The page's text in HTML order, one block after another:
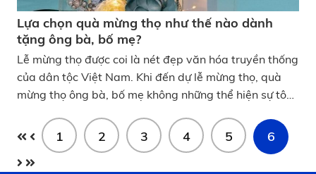
Lựa chọn quà mừng thọ như thế nào dành
tặng ông bà, bố mẹ?
Lễ mừng thọ được coi là nét đẹp văn hóa truyền thống
của dân tộc Việt Nam. Khi đến dự lễ mừng thọ, quà
mừng thọ ông bà, bố mẹ không những thể hiện sự tôn
cho ông bà cảm thấy được quan tâm, sẻ chia. Tuy
nhiên, để lựa chọn quà phù hợp và mang nhiều ý
nghĩa tốt đẹp không phải là một điều dễ dàng. Trong
1 2 3 4 5 6